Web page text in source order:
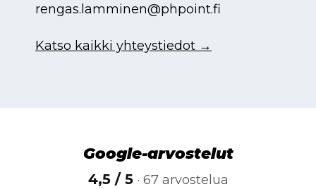
rengas.lamminen@phpoint.fi
Katso kaikki yhteystiedot →
Google-arvostelut
4,5 / 5 · 67 arvostelua